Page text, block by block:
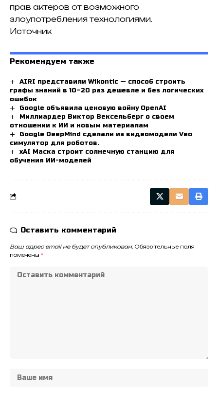
прав актеров от возможного
злоупотребления технологиями.
Источник
Рекомендуем также
AIRI представили Wikontic — способ строить
графы знаний в 10–20 раз дешевле и без логических
ошибок
Google объявила ценовую войну OpenAI
Миллиардер Виктор Вексельберг о своем
отношении к ИИ и новым материалам
Google DeepMind сделали из видеомодели Veo
симулятор для роботов.
xAI Маска строит солнечную станцию для
обучения ИИ-моделей
Оставить комментарий
Ваш адрес email не будет опубликован. Обязательные поля
помечены *